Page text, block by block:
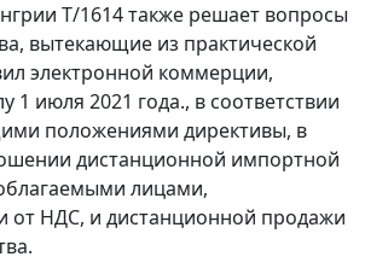
T/1614 также решает вопросы
вытекающие из практической
электронной коммерции,
1 июля 2021 года., в соответствии
положениями директивы, в
дистанционной импортной
лицами,
от НДС, и дистанционной продажи